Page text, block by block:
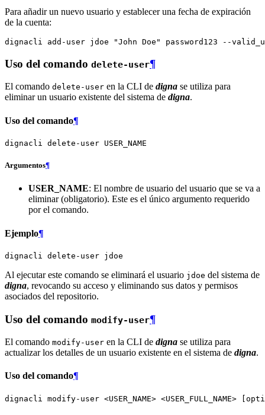
Para añadir un nuevo usuario y establecer una fecha de expiración
de la cuenta:
dignacli add-user jdoe "John Doe" password123 --
Uso del comando delete-user¶
El comando delete-user en la CLI de digna se utiliza para
eliminar un usuario existente del sistema de digna.
Uso del comando¶
dignacli delete-user
Argumentos¶
USER_NAME: El nombre de usuario del usuario que se va a
eliminar (obligatorio). Este es el único argumento requerido
por el comando.
Ejemplo¶
dignacli delete-user
Al ejecutar este comando se eliminará el usuario jdoe del sistema de
digna, revocando su acceso y eliminando sus datos y permisos
asociados del repositorio.
Uso del comando modify-user¶
El comando modify-user en la CLI de digna se utiliza para
actualizar los detalles de un usuario existente en el sistema de digna.
Uso del comando¶
dignacli modify-user <USER_NAME> <USER_FULL_NAME>